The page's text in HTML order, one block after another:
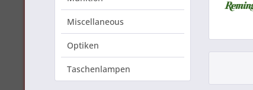
Miscellaneous
Optiken
Taschenlampen